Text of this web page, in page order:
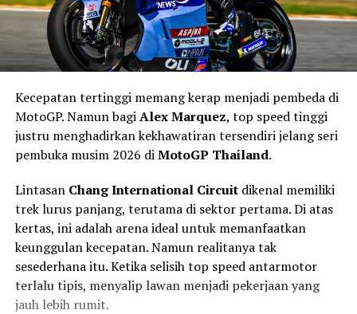
Kecepatan tertinggi memang kerap menjadi pembeda di
MotoGP. Namun bagiAlex Marquez, top speed tinggi
justru menghadirkan kekhawatiran tersendiri jelang seri
pembuka musim 2026 diMotoGP Thailand.
Lintasan Chang International Circuitdikenal memiliki
trek lurus panjang, terutama di sektor pertama. Di atas
kertas, ini adalah arena ideal untuk memanfaatkan
keunggulan kecepatan. Namun realitanya tak
sesederhana itu. Ketika selisih top speed antarmotor
terlalu tipis, menyalip lawan menjadi pekerjaan yang
jauh lebih rumit.